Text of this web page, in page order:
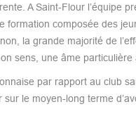
A Saint-Flour l’équipe
formation composée des
la grande majorité de
sens, une âme particulière
par rapport au club
le moyen-long terme